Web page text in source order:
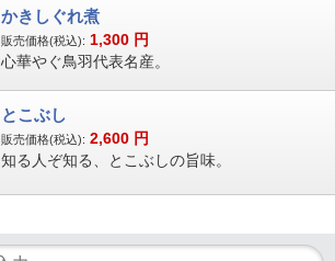
かきしぐれ煮
販売価格(税込): 1,300 円
心華やぐ鳥羽代表名産。
とこぶし
販売価格(税込): 2,600 円
知る人ぞ知る、とこぶしの旨味。